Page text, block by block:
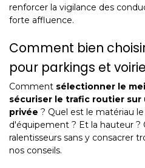
renforcer la vigilance des
forte affluence.
Comment bien
pour parkings et
Comment sélectionner le
sécuriser le trafic routier sur
privée ? Quel est le matériau
d'équipement ? Et la hauteur ?
ralentisseurs sans y consacrer
nos conseils.